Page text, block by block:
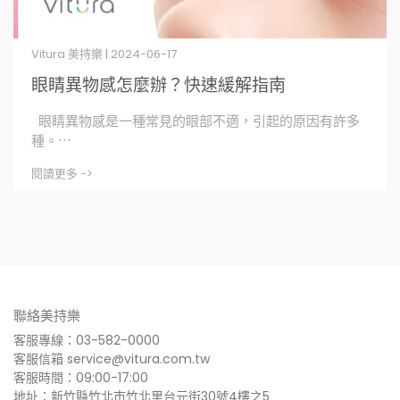
眼睛異物感怎麼辦？快速緩解指南
Vitura 美持樂 | 2024-06-17
眼睛異物感是一種常見的眼部不適，引起的原因有許多
種。⋯
閱讀更多 ->
聯絡美持樂
客服專線：03-582-0000
客服信箱 service@vitura.com.tw
客服時間：09:00-17:00
地址：新竹縣竹北市竹北里台元街30號4樓之5